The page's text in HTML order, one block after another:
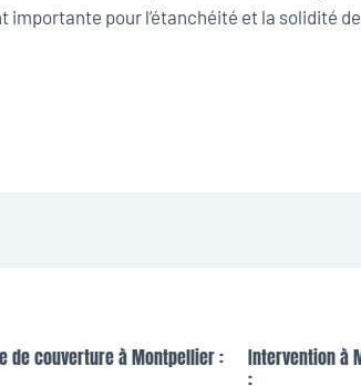
pour l’étanchéité et la solidité
de couverture à Montpellier :
Intervention à
: